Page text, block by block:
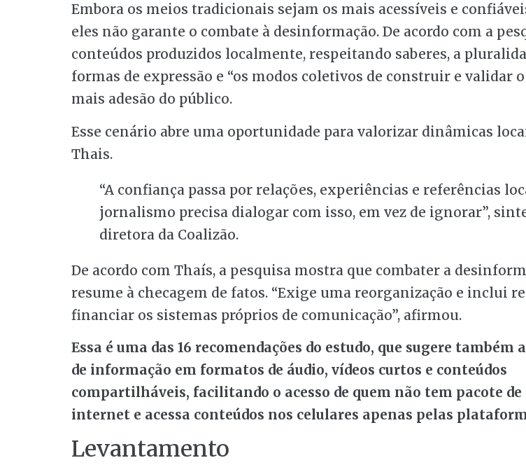
Embora os meios tradicionais sejam os mais acessíveis e
eles não garante o combate à desinformação. De acordo com a
conteúdos produzidos localmente, respeitando saberes, a
formas de expressão e “os modos coletivos de construir e validar
mais adesão do público.
Esse cenário abre uma oportunidade para valorizar dinâmicas
Thais.
“A confiança passa por relações, experiências e referências
jornalismo precisa dialogar com isso, em vez de ignorar”,
diretora da Coalizão.
De acordo com Thaís, a pesquisa mostra que combater a
resume à checagem de fatos. “Exige uma reorganização e inclui
financiar os sistemas próprios de comunicação”, afirmou.
Essa é uma das 16 recomendações do estudo, que sugere também
de informação em formatos de áudio, vídeos curtos e conteúdos
compartilháveis, facilitando o acesso de quem não tem pacote de
internet e acessa conteúdos nos celulares apenas pelas
Levantamento